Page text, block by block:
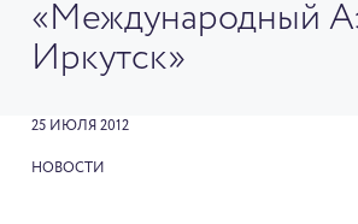
«Международный
Иркутск»
25 ИЮЛЯ 2012
НОВОСТИ